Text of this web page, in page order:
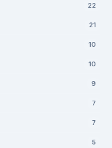
22
21
10
10
9
7
7
5